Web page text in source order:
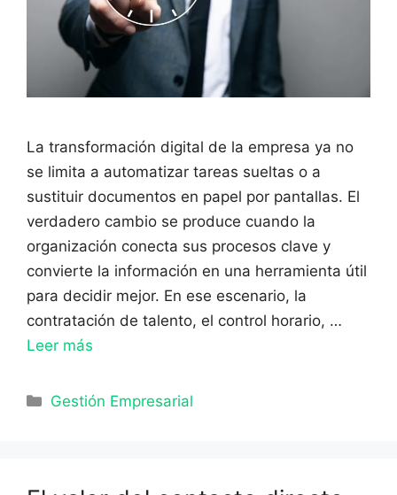
La transformación digital de la empresa ya no
se limita a automatizar tareas sueltas o a
sustituir documentos en papel por pantallas. El
verdadero cambio se produce cuando la
organización conecta sus procesos clave y
convierte la información en una herramienta útil
para decidir mejor. En ese escenario, la
contratación de talento, el control horario, …
Leer más
Categorías
Gestión Empresarial